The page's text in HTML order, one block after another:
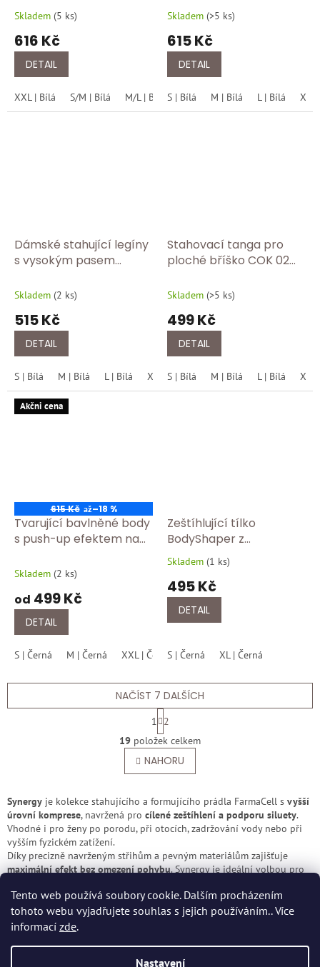
Tento web používá soubory cookie. Dalším procházením
tohoto webu vyjadřujete souhlas s jejich používáním.. Více
informací zde.
Nastavení
push up efektem FC 312
Skladem (5 ks)
616 Kč
DETAIL
XXL | Bílá S/M | Bílá M/L | Bílá
Skladem (>5 ks)
615 Kč
DETAIL
S | Bílá M | Bílá L | Bílá XL |
Dámské stahující legíny
s vysokým pasem
Skladem (2 ks)
515 Kč
DETAIL
S | Bílá M | Bílá L | Bílá XL | Bílá
Stahovací tanga pro
ploché bříško COK 02
Skladem (>5 ks)
499 Kč
DETAIL
S | Bílá M | Bílá L | Bílá XL |
Akčni cena
615 Kč až–18 %
Tvarující bavlněné body
s push-up efektem na
Skladem (2 ks)
od 499 Kč
DETAIL
S | Černá M | Černá XXL | Černá
Zeštíhlující tílko
BodyShaper z
mikrovlákna s push-up
Průměrné
hodnocení
produktu
5,0
hvězdiček.
Skladem (1 ks)
495 Kč
DETAIL
S | Černá XL | Černá
O
v
l
á
a
c
í
r
v
y
v
i
NAČÍST 7 DALŠÍCH
S
t
r
á
n
k
v
á
n
í
1
2
19 položek celkem
NAHORU
Synergy je kolekce stahujícího a formujícího prádla FarmaCell s vyšší
úrovní komprese, navržená pro cílené zeštíhlení a podporu siluety.
Vhodné i pro ženy po porodu, při otocích, zadržování vody nebo při
vyšším fyzickém zatížení.
Díky precizně navrženým střihům a pevným materiálům zajišťuje
maximální efekt bez omezení pohybu. Synergy je ideální volbou pro
celého dne. Made in 100% Italy